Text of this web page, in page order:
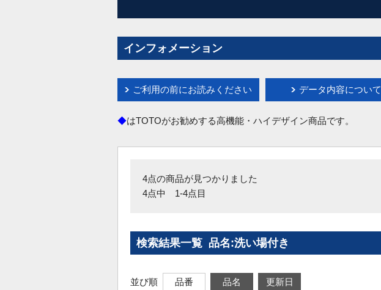
インフォメーション
ご利用の前にお読みください データ内容について
◆はTOTOがお勧めする高機能・ハイデザイン商品です。
4点の商品が見つかりました
4点中 1-4点目
検索結果一覧 品名:洗い場付き
並び順 品番 品名 更新日